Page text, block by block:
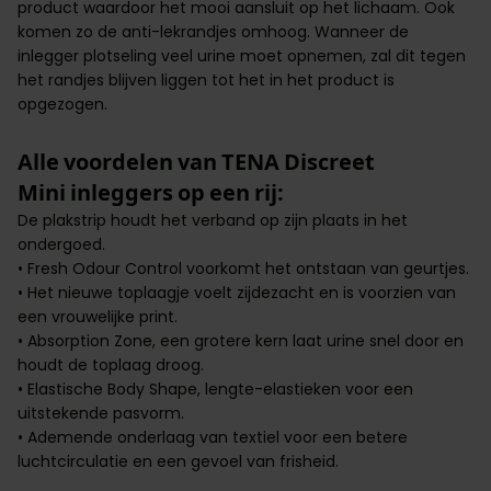
product waardoor het mooi aansluit op het lichaam. Ook
komen zo de anti-lekrandjes omhoog. Wanneer de
inlegger plotseling veel urine moet opnemen, zal dit tegen
het randjes blijven liggen tot het in het product is
opgezogen.
Alle voordelen van TENA Discreet
Mini inleggers op een rij:
De plakstrip houdt het verband op zijn plaats in het
ondergoed.
• Fresh Odour Control voorkomt het ontstaan van geurtjes.
• Het nieuwe toplaagje voelt zijdezacht en is voorzien van
een vrouwelijke print.
• Absorption Zone, een grotere kern laat urine snel door en
houdt de toplaag droog.
• Elastische Body Shape, lengte-elastieken voor een
uitstekende pasvorm.
• Ademende onderlaag van textiel voor een betere
luchtcirculatie en een gevoel van frisheid.